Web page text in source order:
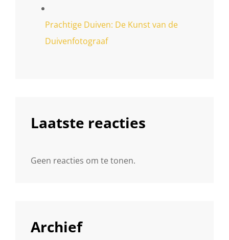
Prachtige Duiven: De Kunst van de
Duivenfotograaf
Laatste reacties
Geen reacties om te tonen.
Archief